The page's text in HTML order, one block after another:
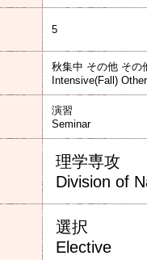
5
秋集中 その他 その
Intensive(Fall)
演習
Seminar
理学専攻
Division of
選択
Elective